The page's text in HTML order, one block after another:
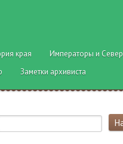
края
Императоры и Север
Заметки архивиста